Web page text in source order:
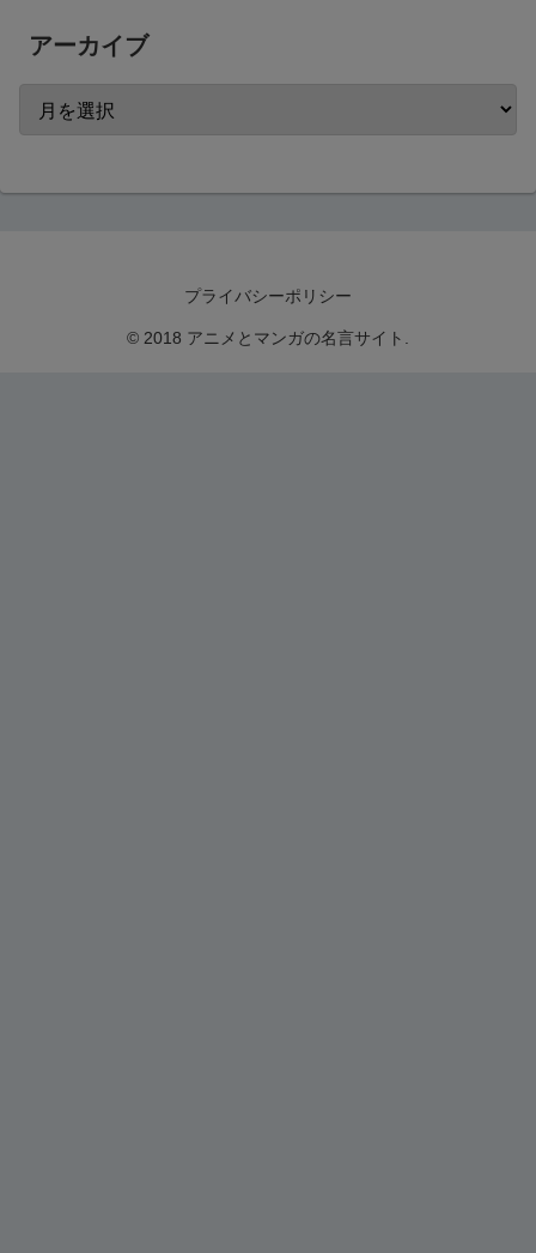
アーカイブ
プライバシーポリシー
© 2018 アニメとマンガの名言サイト.